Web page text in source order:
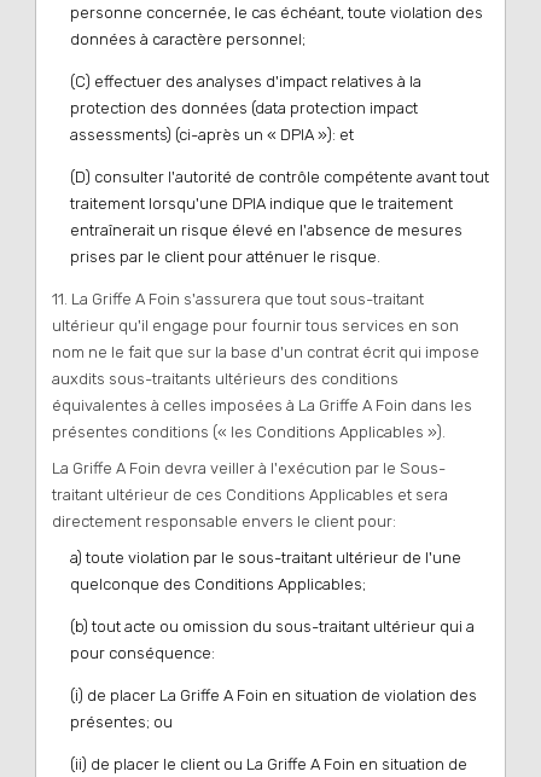
personne concernée, le cas échéant, toute violation des
données à caractère personnel;
(C) effectuer des analyses d'impact relatives à la
protection des données (data protection impact
assessments) (ci-après un « DPIA »): et
(D) consulter l'autorité de contrôle compétente avant tout
traitement lorsqu'une DPIA indique que le traitement
entraînerait un risque élevé en l'absence de mesures
prises par le client pour atténuer le risque.
11. La Griffe A Foin s'assurera que tout sous-traitant
ultérieur qu'il engage pour fournir tous services en son
nom ne le fait que sur la base d'un contrat écrit qui impose
auxdits sous-traitants ultérieurs des conditions
équivalentes à celles imposées à La Griffe A Foin dans les
présentes conditions (« les Conditions Applicables »).
La Griffe A Foin devra veiller à l'exécution par le Sous-
traitant ultérieur de ces Conditions Applicables et sera
directement responsable envers le client pour:
a) toute violation par le sous-traitant ultérieur de l'une
quelconque des Conditions Applicables;
(b) tout acte ou omission du sous-traitant ultérieur qui a
pour conséquence:
(i) de placer La Griffe A Foin en situation de violation des
présentes; ou
(ii) de placer le client ou La Griffe A Foin en situation de